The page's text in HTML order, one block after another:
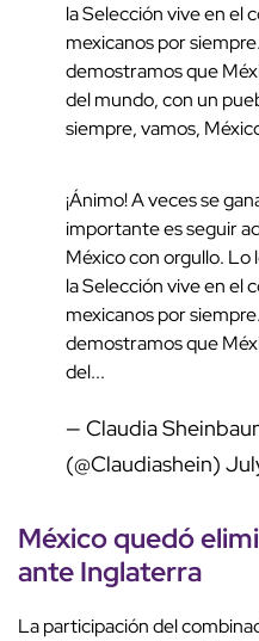
la Selección vive en el
mexicanos por
demostramos que
del mundo, con un
siempre, vamos,
¡Ánimo! A veces se
importante es seguir
México con orgullo. Lo
la Selección vive en el
mexicanos por
demostramos que
del...
— Claudia
(@Claudiashein)
México quedó
anteInglaterra
La participación del